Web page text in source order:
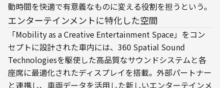
動時間を快適で有意義なものに変える役割を担うという。
エンターテインメントに特化した空間
「Mobility as a Creative Entertainment Space」をコン
セプトに設計された車内には、360 Spatial Sound
Technologiesを駆使した高品質なサウンドシステムと各
座席に最適化されたディスプレイを搭載。外部パートナー
と連携し、車両データを活用した新しいエンターテインメ